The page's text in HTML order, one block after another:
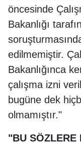
öncesinde
Bakanlığı
edilmemiştir.
Bakanlığınca
çalışma izni
bugüne dek
olmamıştır."
"BU SÖZLERE